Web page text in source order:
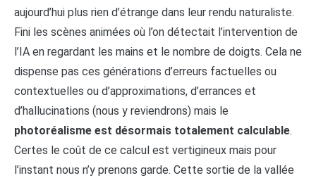
aujourd’hui plus rien d’étrange dans leur rendu naturaliste.
Fini les scènes animées où l’on détectait l’intervention de
l’IA en regardant les mains et le nombre de doigts. Cela ne
dispense pas ces générations d’erreurs factuelles ou
contextuelles ou d’approximations, d’errances et
d’hallucinations (nous y reviendrons) mais le
photoréalisme est désormais totalement calculable.
Certes le coût de ce calcul est vertigineux mais pour
l’instant nous n’y prenons garde. Cette sortie de la vallée